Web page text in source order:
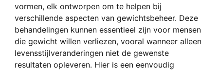
vormen, elk ontworpen om te helpen bij
verschillende aspecten van gewichtsbeheer. Deze
behandelingen kunnen essentieel zijn voor mensen
die gewicht willen verliezen, vooral wanneer alleen
levensstijlveranderingen niet de gewenste
resultaten opleveren. Hier is een eenvoudig